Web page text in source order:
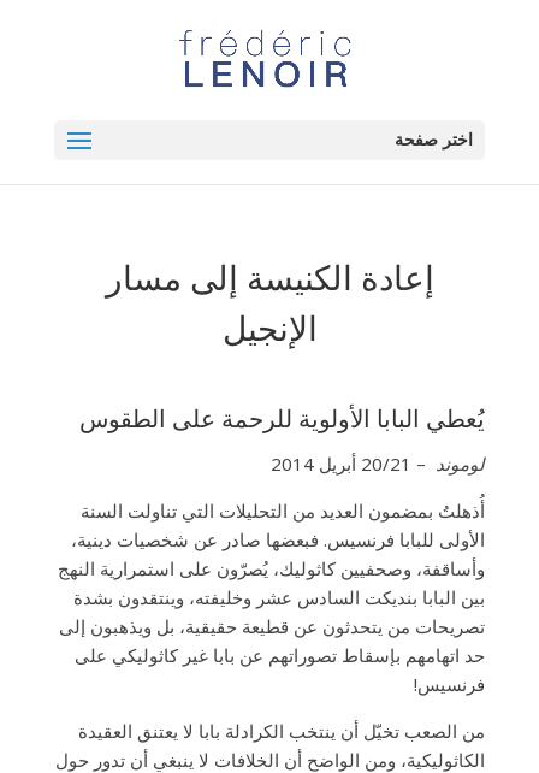
اختر صفحة
إعادة الكنيسة إلى مسار
الإنجيل
يُعطي البابا الأولوية للرحمة على الطقوس
لوموند – 20/21 أبريل 2014
أُذهلتُ بمضمون العديد من التحليلات التي تناولت السنة
الأولى للبابا فرنسيس. فبعضها صادر عن شخصيات دينية،
وأساقفة، وصحفيين كاثوليك، يُصرّون على استمرارية النهج
بين البابا بنديكت السادس عشر وخليفته، وينتقدون بشدة
تصريحات من يتحدثون عن قطيعة حقيقية، بل ويذهبون إلى
حد اتهامهم بإسقاط تصوراتهم عن بابا غير كاثوليكي على
فرنسيس!
من الصعب تخيّل أن ينتخب الكرادلة بابا لا يعتنق العقيدة
الكاثوليكية، ومن الواضح أن الخلافات لا ينبغي أن تدور حول